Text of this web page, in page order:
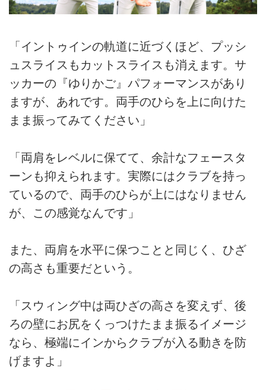
「イントゥインの軌道に近づくほど、プッシ
ュスライスもカットスライスも消えます。サ
ッカーの『ゆりかご』パフォーマンスがあり
ますが、あれです。両手のひらを上に向けた
まま振ってみてください」
「両肩をレベルに保てて、余計なフェースタ
ーンも抑えられます。実際にはクラブを持っ
ているので、両手のひらが上にはなりません
が、この感覚なんです」
また、両肩を水平に保つことと同じく、ひざ
の高さも重要だという。
「スウィング中は両ひざの高さを変えず、後
ろの壁にお尻をくっつけたまま振るイメージ
なら、極端にインからクラブが入る動きを防
げますよ」